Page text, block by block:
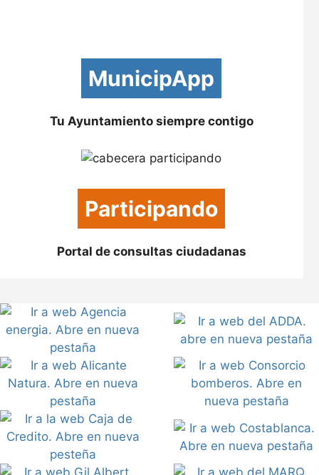
MunicipApp
Tu Ayuntamiento siempre contigo
Participando
Portal de consultas ciudadanas